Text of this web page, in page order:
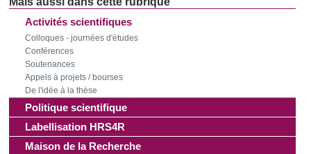
Activités scientifiques
Colloques - journées d'études
Conférences
Soutenances
Appels à projets / bourses
De l'idée à la thèse
Politique scientifique
Labellisation HRS4R
Maison de la Recherche